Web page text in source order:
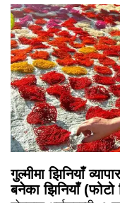
गुल्मीमा झिनियाँ
बनेका झिनियाँ